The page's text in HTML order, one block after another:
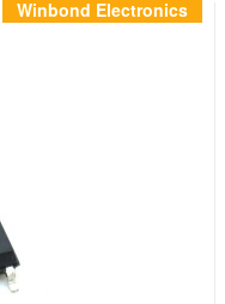
Winbond Electronics